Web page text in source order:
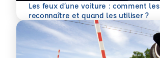
Les feux d’une voiture : comment les
reconnaître et quand les utiliser ?
En savoir plus